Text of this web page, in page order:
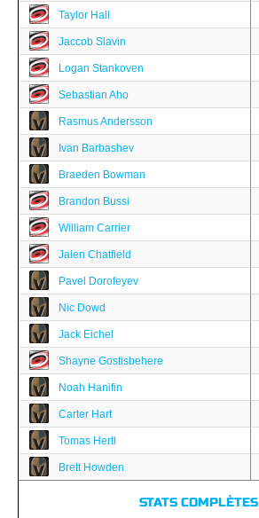
Taylor Hall
Jaccob Slavin
Logan Stankoven
Sebastian Aho
Rasmus Andersson
Ivan Barbashev
Braeden Bowman
Brandon Bussi
William Carrier
Jalen Chatfield
Pavel Dorofeyev
Nic Dowd
Jack Eichel
Shayne Gostisbehere
Noah Hanifin
Carter Hart
Tomas Hertl
Brett Howden
STATS COMPLÈTES